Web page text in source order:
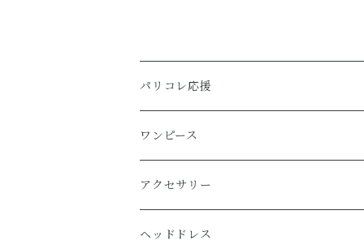
パリコレ応援
ワンピース
アクセサリー
ヘッドドレス